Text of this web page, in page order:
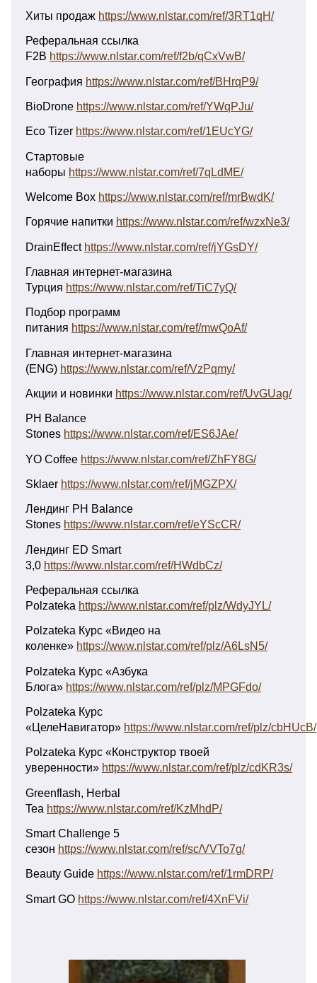
Хиты продаж https://www.nlstar.com/ref/3RT1qH/
Реферальная ссылка
F2B https://www.nlstar.com/ref/f2b/qCxVwB/
География https://www.nlstar.com/ref/BHrqP9/
BioDrone https://www.nlstar.com/ref/YWqPJu/
Eco Tizer https://www.nlstar.com/ref/1EUcYG/
Стартовые
наборы https://www.nlstar.com/ref/7qLdME/
Welcome Box https://www.nlstar.com/ref/mrBwdK/
Горячие напитки https://www.nlstar.com/ref/wzxNe3/
DrainEffect https://www.nlstar.com/ref/jYGsDY/
Главная интернет-магазина
Турция https://www.nlstar.com/ref/TiC7yQ/
Подбор программ
питания https://www.nlstar.com/ref/mwQoAf/
Главная интернет-магазина
(ENG) https://www.nlstar.com/ref/VzPqmy/
Акции и новинки https://www.nlstar.com/ref/UvGUag/
PH Balance
Stones https://www.nlstar.com/ref/ES6JAe/
YO Coffee https://www.nlstar.com/ref/ZhFY8G/
Sklaer https://www.nlstar.com/ref/jMGZPX/
Лендинг PH Balance
Stones https://www.nlstar.com/ref/eYScCR/
Лендинг ED Smart
3,0 https://www.nlstar.com/ref/HWdbCz/
Реферальная ссылка
Polzateka https://www.nlstar.com/ref/plz/WdyJYL/
Polzateka Курс «Видео на
коленке» https://www.nlstar.com/ref/plz/A6LsN5/
Polzateka Курс «Азбука
Блога» https://www.nlstar.com/ref/plz/MPGFdo/
Polzateka Курс
«ЦелеНавигатор» https://www.nlstar.com/ref/plz/cbHUcB/
Polzateka Курс «Конструктор твоей
уверенности» https://www.nlstar.com/ref/plz/cdKR3s/
Greenflash, Herbal
Tea https://www.nlstar.com/ref/KzMhdP/
Smart Challenge 5
сезон https://www.nlstar.com/ref/sc/VVTo7g/
Beauty Guide https://www.nlstar.com/ref/1rmDRP/
Smart GO https://www.nlstar.com/ref/4XnFVi/